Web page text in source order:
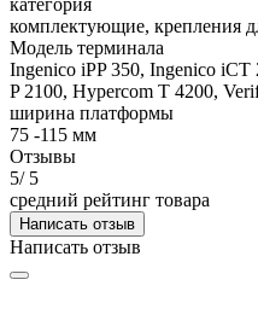
комплектующие, крепления
Модель терминала
Ingenico iPP 350, Ingenico
P 2100, Hypercom T 4200,
ширина платформы
75 -115 мм
Отзывы
5/ 5
средний рейтинг товара
Написать отзыв
Написать отзыв